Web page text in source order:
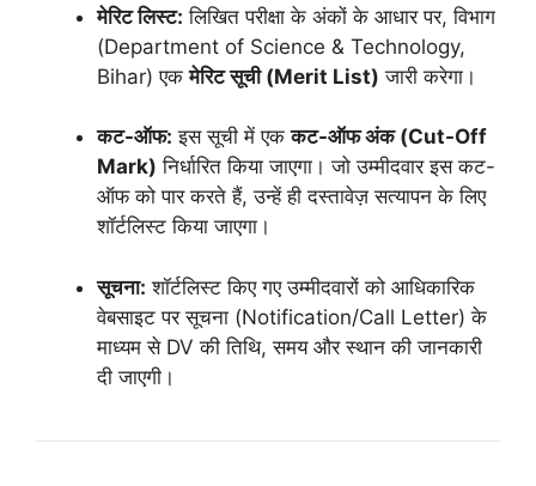
मेरिट लिस्ट: लिखित परीक्षा के अंकों के आधार पर, विभाग
(Department of Science & Technology,
Bihar) एकमेरिट सूची (Merit List) जारी करेगा।
कट-ऑफ: इस सूची में एककट-ऑफ अंक (Cut-Off
Mark) निर्धारित किया जाएगा। जो उम्मीदवार इस कट-
ऑफ को पार करते हैं, उन्हें ही दस्तावेज़ सत्यापन के लिए
शॉर्टलिस्ट किया जाएगा।
सूचना: शॉर्टलिस्ट किए गए उम्मीदवारों को आधिकारिक
वेबसाइट पर सूचना (Notification/Call Letter) के
माध्यम से DV की तिथि, समय और स्थान की जानकारी
दी जाएगी।